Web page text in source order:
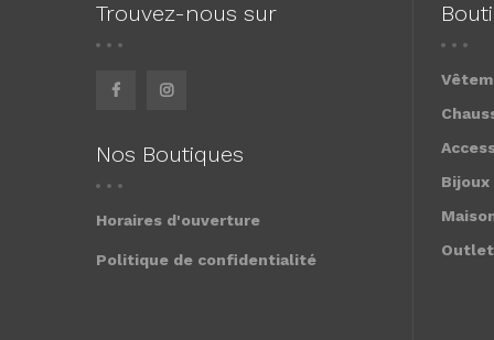
Trouvez-nous sur
Nos Boutiques
Horaires d'ouverture
Politique de confidentialité
Bijoux
Outlet